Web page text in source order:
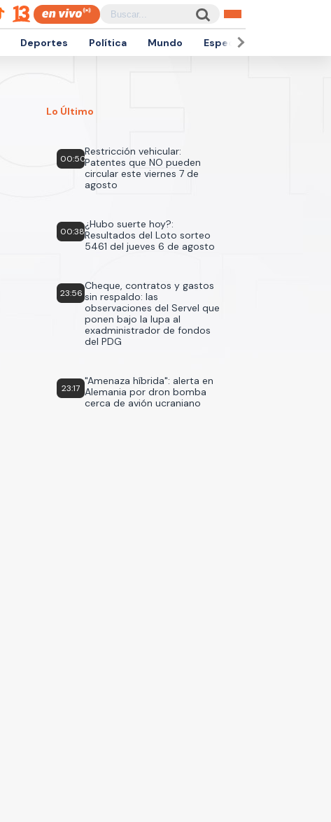
Deportes Política Mundo Espectáculos
Lo Último
00:50
Restricción vehicular:
Patentes que NO pueden
circular este viernes 7 de
agosto
00:38
¿Hubo suerte hoy?:
Resultados del Loto sorteo
5461 del jueves 6 de agosto
23:56
Cheque, contratos y gastos
sin respaldo: las
observaciones del Servel que
ponen bajo la lupa al
exadministrador de fondos
del PDG
23:17
"Amenaza híbrida": alerta en
Alemania por dron bomba
cerca de avión ucraniano